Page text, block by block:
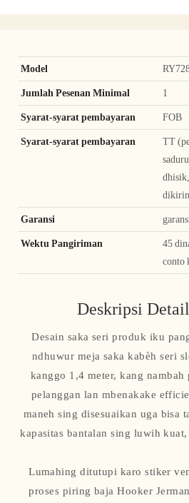
Model
Jumlah Pesenan Minimal 1
Syarat-syarat pembayaran FOB
Syarat-syarat pembayaran
TT
Garansi
Wektu Pangiriman
45
conto
Deskripsi
Desain saka seri produk iku
ndhuwur meja saka kabèh seri
kanggo 1,4 meter, kang
pelanggan lan mbenakake
maneh sing disesuaikan uga bisa
kapasitas bantalan sing luwih
Lumahing ditutupi karo stiker
proses piring baja Hooker